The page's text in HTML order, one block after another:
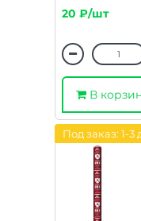
20 ₽/шт
В
Под заказ: 1-3